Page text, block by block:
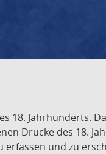
18. Jahrhunderts.
Drucke des 18.
und zu